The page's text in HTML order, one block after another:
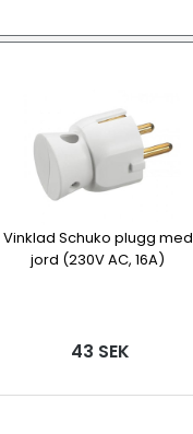
Vinklad Schuko plugg med
jord (230V AC, 16A)
43 SEK